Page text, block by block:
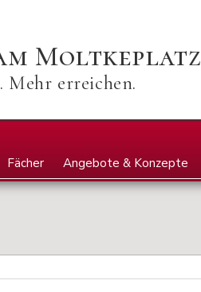
Moltkeplatz
Mehr erreichen.
Fächer Angebote & Konzepte